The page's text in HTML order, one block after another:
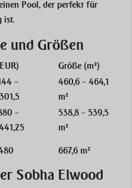
Pool, der perfekt für
ist.
und Größen
Größe (m²)
–
460,6 – 464,1
m²
–
538,8 – 539,5
m²
667,6 m²
Sobha Elwood